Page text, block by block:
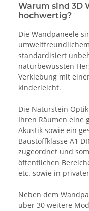
Warum sind 3D
hochwertig?
Die Wandpaneele
standardisiert
naturbewussten
Verklebung mit
kinderleicht.
Die Naturstein
Ihren Räumen eine
Akustik sowie ein
Baustoffklasse A1
zugeordnet und
öffentlichen
etc. sowie in
Neben dem
über 30 weitere